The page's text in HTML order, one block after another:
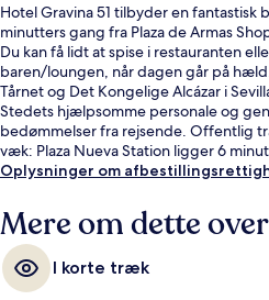
Hotel Gravina 51 tilbyder en
minutters gang fra Plaza de Armas
Du kan få lidt at spise i restauranten
baren/loungen, når dagen går på
Tårnet og Det Kongelige Alcázar i
Stedets hjælpsomme personale og
bedømmelser fra rejsende. Offentlig
væk: Plaza Nueva Station ligger 6
Station ligger 11 minutter derfra.
Oplysninger om
Mere om dette
I korte træk